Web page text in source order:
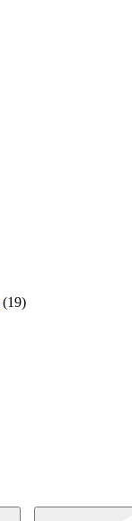
(19)